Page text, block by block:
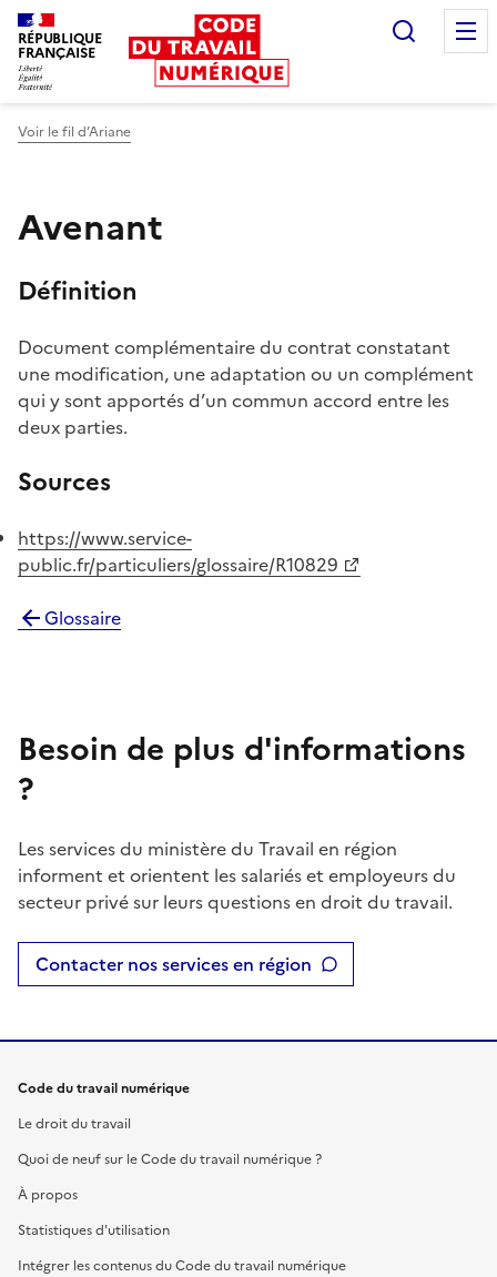
RÉPUBLIQUE
FRANÇAISE
Voir le fil d’Ariane
Avenant
Définition
Document complémentaire du contrat constatant
une modification, une adaptation ou un complément
qui y sont apportés d’un commun accord entre les
deux parties.
Sources
https://www.service-
public.fr/particuliers/glossaire/R10829
Glossaire
Besoin de plus d'informations
?
Les services du ministère du Travail en région
informent et orientent les salariés et employeurs du
secteur privé sur leurs questions en droit du travail.
Contacter nos services en région
Code du travail numérique
Le droit du travail
Quoi de neuf sur le Code du travail numérique ?
À propos
Statistiques d'utilisation
Intégrer les contenus du Code du travail numérique